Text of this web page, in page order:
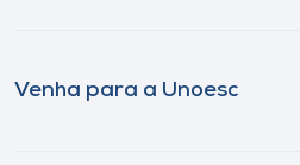
Venha para a Unoesc